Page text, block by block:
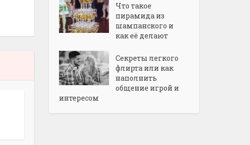
Что такое
пирамида из
шампанского и
как её делают
Секреты легкого
флирта или как
наполнить
общение игрой и
интересом